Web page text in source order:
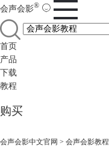
会声会影®
首页
产品
下载
教程
购买
会声会影中文官网 > 会声会影教程